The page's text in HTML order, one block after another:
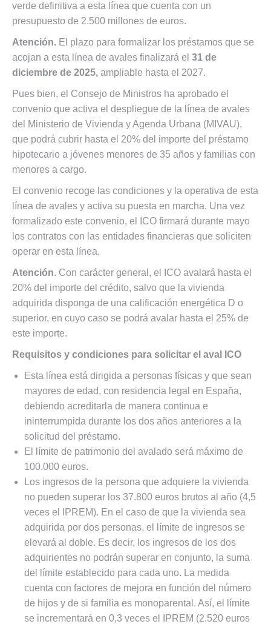
verde definitiva a esta línea que cuenta con un
presupuesto de 2.500 millones de euros.
Atención. El plazo para formalizar los préstamos que se
acojan a esta línea de avales finalizará el 31 de
diciembre de 2025, ampliable hasta el 2027.
Pues bien, el Consejo de Ministros ha aprobado el
convenio que activa el despliegue de la línea de avales
del Ministerio de Vivienda y Agenda Urbana (MIVAU),
que podrá cubrir hasta el 20% del importe del préstamo
hipotecario a jóvenes menores de 35 años y familias con
menores a cargo.
El convenio recoge las condiciones y la operativa de esta
línea de avales y activa su puesta en marcha. Una vez
formalizado este convenio, el ICO firmará durante mayo
los contratos con las entidades financieras que soliciten
operar en esta línea.
Atención. Con carácter general, el ICO avalará hasta el
20% del importe del crédito, salvo que la vivienda
adquirida disponga de una calificación energética D o
superior, en cuyo caso se podrá avalar hasta el 25% de
este importe.
Requisitos y condiciones para solicitar el aval ICO
Esta línea está dirigida a personas físicas y que sean
mayores de edad, con residencia legal en España,
debiendo acreditarla de manera continua e
ininterrumpida durante los dos años anteriores a la
solicitud del préstamo.
El límite de patrimonio del avalado será máximo de
100.000 euros.
Los ingresos de la persona que adquiere la vivienda
no pueden superar los 37.800 euros brutos al año (4,5
veces el IPREM). En el caso de que la vivienda sea
adquirida por dos personas, el límite de ingresos se
elevará al doble. Es decir, los ingresos de los dos
adquirientes no podrán superar en conjunto, la suma
del límite establecido para cada uno. La medida
cuenta con factores de mejora en función del número
de hijos y de si familia es monoparental. Así, el límite
se incrementará en 0,3 veces el IPREM (2.520 euros